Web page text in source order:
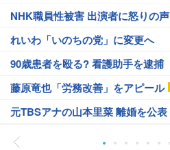
NHK職員性被害 出演者に怒りの声
れいわ「いのちの党」に変更へ
90歳患者を殴る? 看護助手を逮捕
藤原竜也「労務改善」をアピール
元TBSアナの山本里菜 離婚を公表